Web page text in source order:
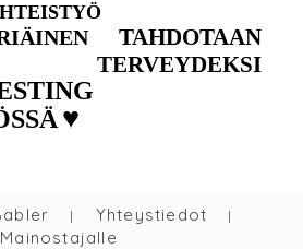
TAHDOTAAN
TERVEYDEKSI
♥
| Yhteystiedot |
Mainostajalle